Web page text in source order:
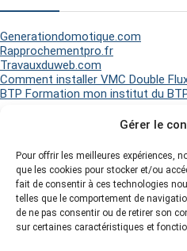
Gérer le
Pour offrir les meilleures expériences,
que les cookies pour stocker et/ou
fait de consentir à ces technologies
telles que le comportement de
de ne pas consentir ou de retirer son
sur certaines caractéristiques et
Generationdomotique.com
Rapprochementpro.fr
Travauxduweb.com
Comment installer VMC Double
BTP Formation mon institut du
2026 Matel Electricité - Tous
Politique de